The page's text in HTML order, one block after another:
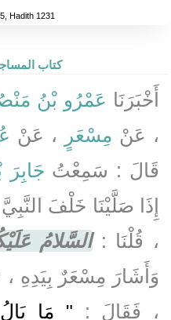
Hadith 1231
- كتاب
أَخْبَرَنَا عَمْرُو بْنُ
، عَنْ مِسْعَرٍ ، عَنْ
قَالَ : سَمِعْتُ
إِذَا صَلَّيْنَا خَلْفَ
، قُلْنَا :السَّلامُ
وَأَشَارَ مِسْعَرٌ بِيَدِهِ
، فَقَالَ :
" مَا